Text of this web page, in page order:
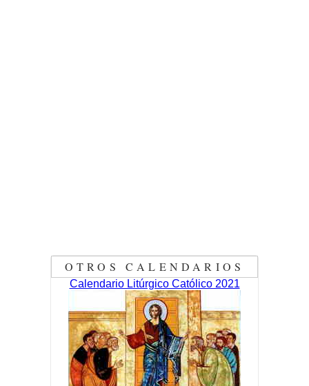
OTROS CALENDARIOS
Calendario Litúrgico Católico 2021